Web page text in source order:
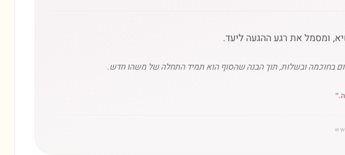
ומסמל את רגע ההגעה ליעד.
בחוכמה ובשלות, תוך הבנה שהסוף הוא תמיד התחלה של משהו חדש.
״